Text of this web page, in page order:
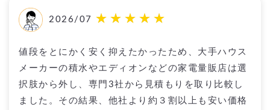
2026/07
値段をとにかく安く抑えたかったため、大手ハウス
メーカーの積水やエディオンなどの家電量販店は選
択肢から外し、専門3社から見積もりを取り比較し
ました。その結果、他社より約３割以上も安い価格